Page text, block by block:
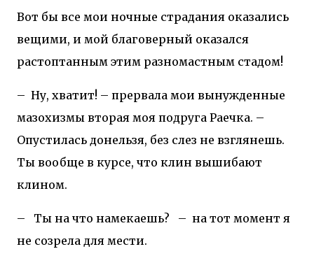
Вот бы все мои ночные страдания оказались
вещими, и мой благоверный оказался
растоптанным этим разномастным стадом!
– Ну, хватит! – прервала мои вынужденные
мазохизмы вторая моя подруга Раечка. –
Опустилась донельзя, без слез не взглянешь.
Ты вообще в курсе, что клин вышибают
клином.
– Ты на что намекаешь? – на тот момент я
не созрела для мести.